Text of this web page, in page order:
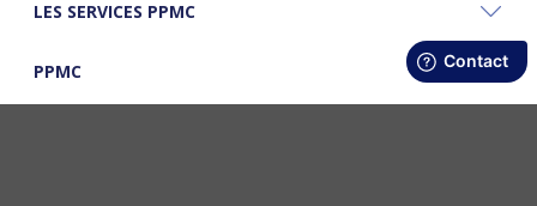
LES SERVICES PPMC
PPMC